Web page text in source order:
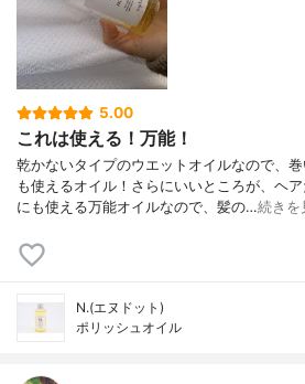
5.00
これは使える！万能！
乾かないタイプのウエットオイルなので、
も使えるオイル！さらにいいところが、ヘ
にも使える万能オイルなので、髪の…続きを
N.(エヌドット)
ポリッシュオイル